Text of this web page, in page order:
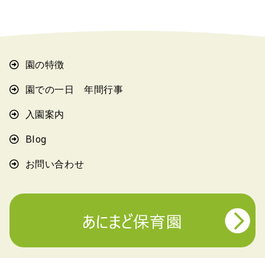
園の特徴
園での一日 年間行事
入園案内
Blog
お問い合わせ